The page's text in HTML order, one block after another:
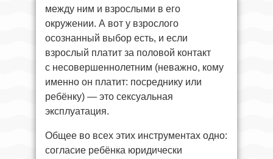
между ним и взрослыми в его
окружении. А вот у взрослого
осознанный выбор есть, и если
взрослый платит за половой контакт
с несовершеннолетним (неважно, кому
именно он платит: посреднику или
ребёнку) — это сексуальная
эксплуатация.
Общее во всех этих инструментах одно:
согласие ребёнка юридически